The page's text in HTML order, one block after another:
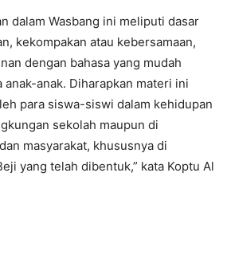
dalam Wasbang ini meliputi dasar
kekompakan atau kebersamaan,
dengan bahasa yang mudah
anak. Diharapkan materi ini
para siswa-siswi dalam kehidupan
sekolah maupun di
masyarakat, khususnya di
yang telah dibentuk,” kata Koptu Al